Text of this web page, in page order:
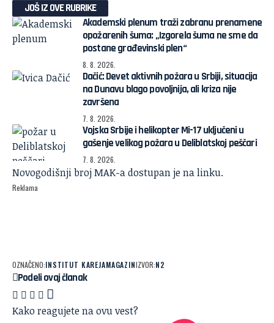
JOŠ IZ OVE RUBRIKE
Akademski plenum traži zabranu prenamene
opožarenih šuma: „Izgorela šuma ne sme da
postane građevinski plen“
8. 8. 2026.
Dačić: Devet aktivnih požara u Srbiji, situacija
na Dunavu blago povoljnija, ali kriza nije
završena
7. 8. 2026.
Vojska Srbije i helikopter Mi-17 uključeni u
gašenje velikog požara u Deliblatskoj peščari
7. 8. 2026.
Novogodišnji broj MAK-a dostupan je nalinku.
Reklama
OZNAČENO:INSTITUT KAREJAMAGAZINIZVOR:N2
Podeli ovaj članak
Kako reagujete na ovu vest?